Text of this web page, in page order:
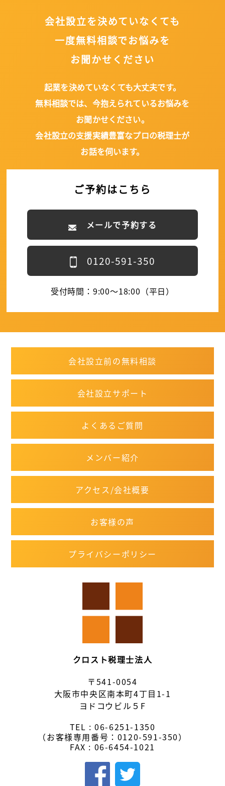
会社設立を決めていなくても
一度無料相談でお悩みを
お聞かせください
起業を決めていなくても大丈夫です。
無料相談では、今抱えられているお悩みを
お聞かせください。
会社設立の支援実績豊富なプロの税理士が
お話を伺います。
ご予約はこちら
メールで予約する
0120-591-350
受付時間：9:00～18:00（平日）
クロスト税理士法人
〒541-0054
大阪市中央区南本町4丁目1-1
ヨドコウビル５F
TEL :06-6251-1350
（お客様専用番号： 0120-591-350）
FAX : 06-6454-1021
会社設立前の無料相談
会社設立サポート
よくあるご質問
メンバー紹介
アクセス/会社概要
お客様の声
プライバシーポリシー